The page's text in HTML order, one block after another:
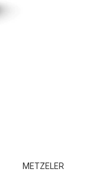
METZELER